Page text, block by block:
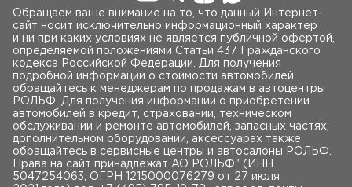
Обращаем ваше внимание на то, что данный Интернет-
сайт носит исключительно информационный характер
и ни при каких условиях не является публичной офертой,
определяемой положениями Статьи 437 Гражданского
кодекса Российской Федерации. Для получения
подробной информации о стоимости автомобилей
обращайтесь к менеджерам по продажам в автоцентры
РОЛЬФ. Для получения информации о приобретении
автомобилей в кредит, страховании, техническом
обслуживании и ремонте автомобилей, запасных частях,
дополнительном оборудовании, аксессуарах также
обращайтесь в сервисные центры и автосалоны РОЛЬФ.
Права на сайт принадлежат AO РОЛЬФ" (ИНН
5047254063, ОГРН 1215000076279 от 27 июля